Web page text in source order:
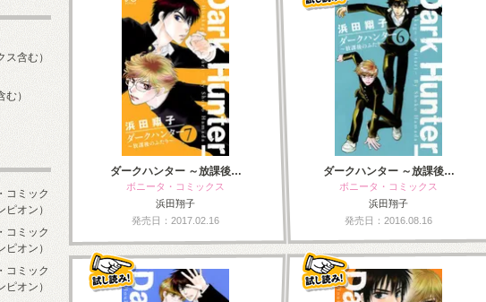
ダークハンター ～放課後…
ボニータ・コミックス
浜田翔子
発売日：2017.02.16
ダークハンター ～放課後…
ボニータ・コミックス
浜田翔子
発売日：2016.08.16
ス含む）
む）
コミック
オン）
コミック
オン）
コミック
オン）